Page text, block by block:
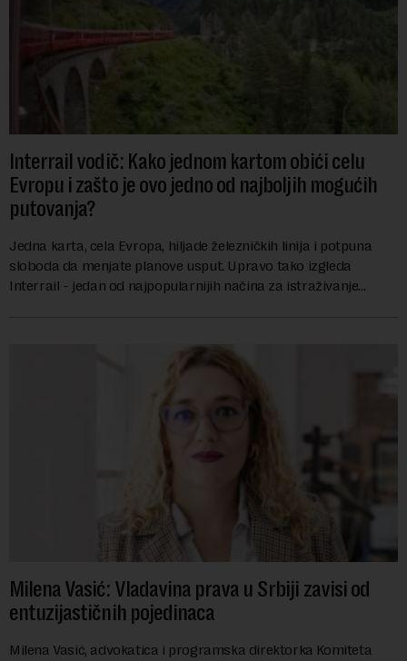
Interrail vodič: Kako jednom kartom obići celu
Evropu i zašto je ovo jedno od najboljih mogućih
putovanja?
Jedna karta, cela Evropa, hiljade železničkih linija i potpuna
sloboda da menjate planove usput. Upravo tako izgleda
Interrail - jedan od najpopularnijih načina za istraživanje
Milena Vasić: Vladavina prava u Srbiji zavisi od
entuzijastičnih pojedinaca
Milena Vasić, advokatica i programska direktorka Komiteta